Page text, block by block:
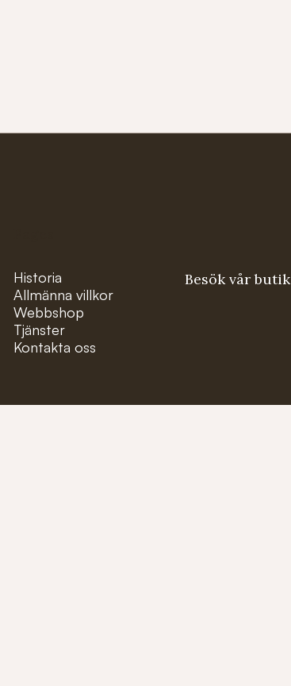
Historia
Allmänna villkor
Webbshop
Tjänster
Kontakta oss
Besök vår butik